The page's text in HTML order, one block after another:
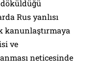
Rus yanlısı
kanunlaştırmaya
ve
neticesinde